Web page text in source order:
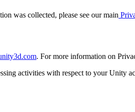
was collected, please see our main
. For more information on
activities with respect to your Unity